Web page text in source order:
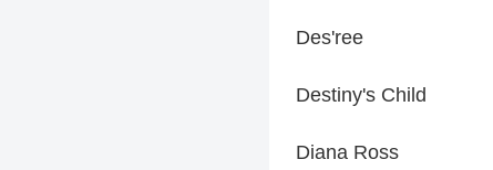
Des'ree
Destiny's Child
Diana Ross